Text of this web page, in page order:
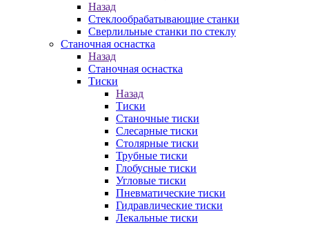
Назад
Стеклообрабатывающие станки
Сверлильные станки по стеклу
Станочная оснастка
Назад
Станочная оснастка
Тиски
Назад
Тиски
Станочные тиски
Слесарные тиски
Столярные тиски
Трубные тиски
Глобусные тиски
Угловые тиски
Пневматические тиски
Гидравлические тиски
Лекальные тиски